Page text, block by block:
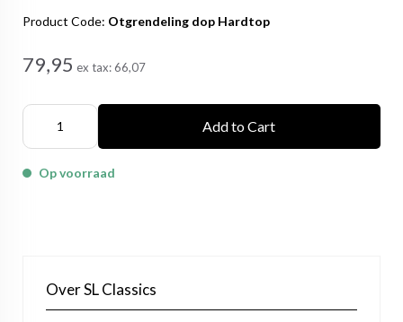
Product Code: Otgrendeling dop Hardtop
79,95 ex tax:66,07
Add to Cart
Op voorraad
Over SL Classics